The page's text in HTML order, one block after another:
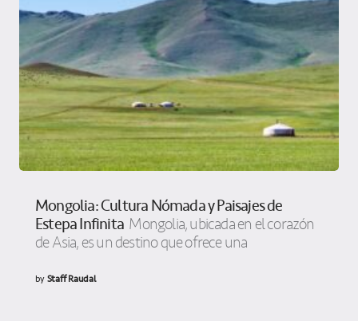
Mongolia: Cultura Nómada y Paisajes de
Estepa Infinita Mongolia, ubicada en el corazón
de Asia, es un destino que ofrece una
byStaff Raudal